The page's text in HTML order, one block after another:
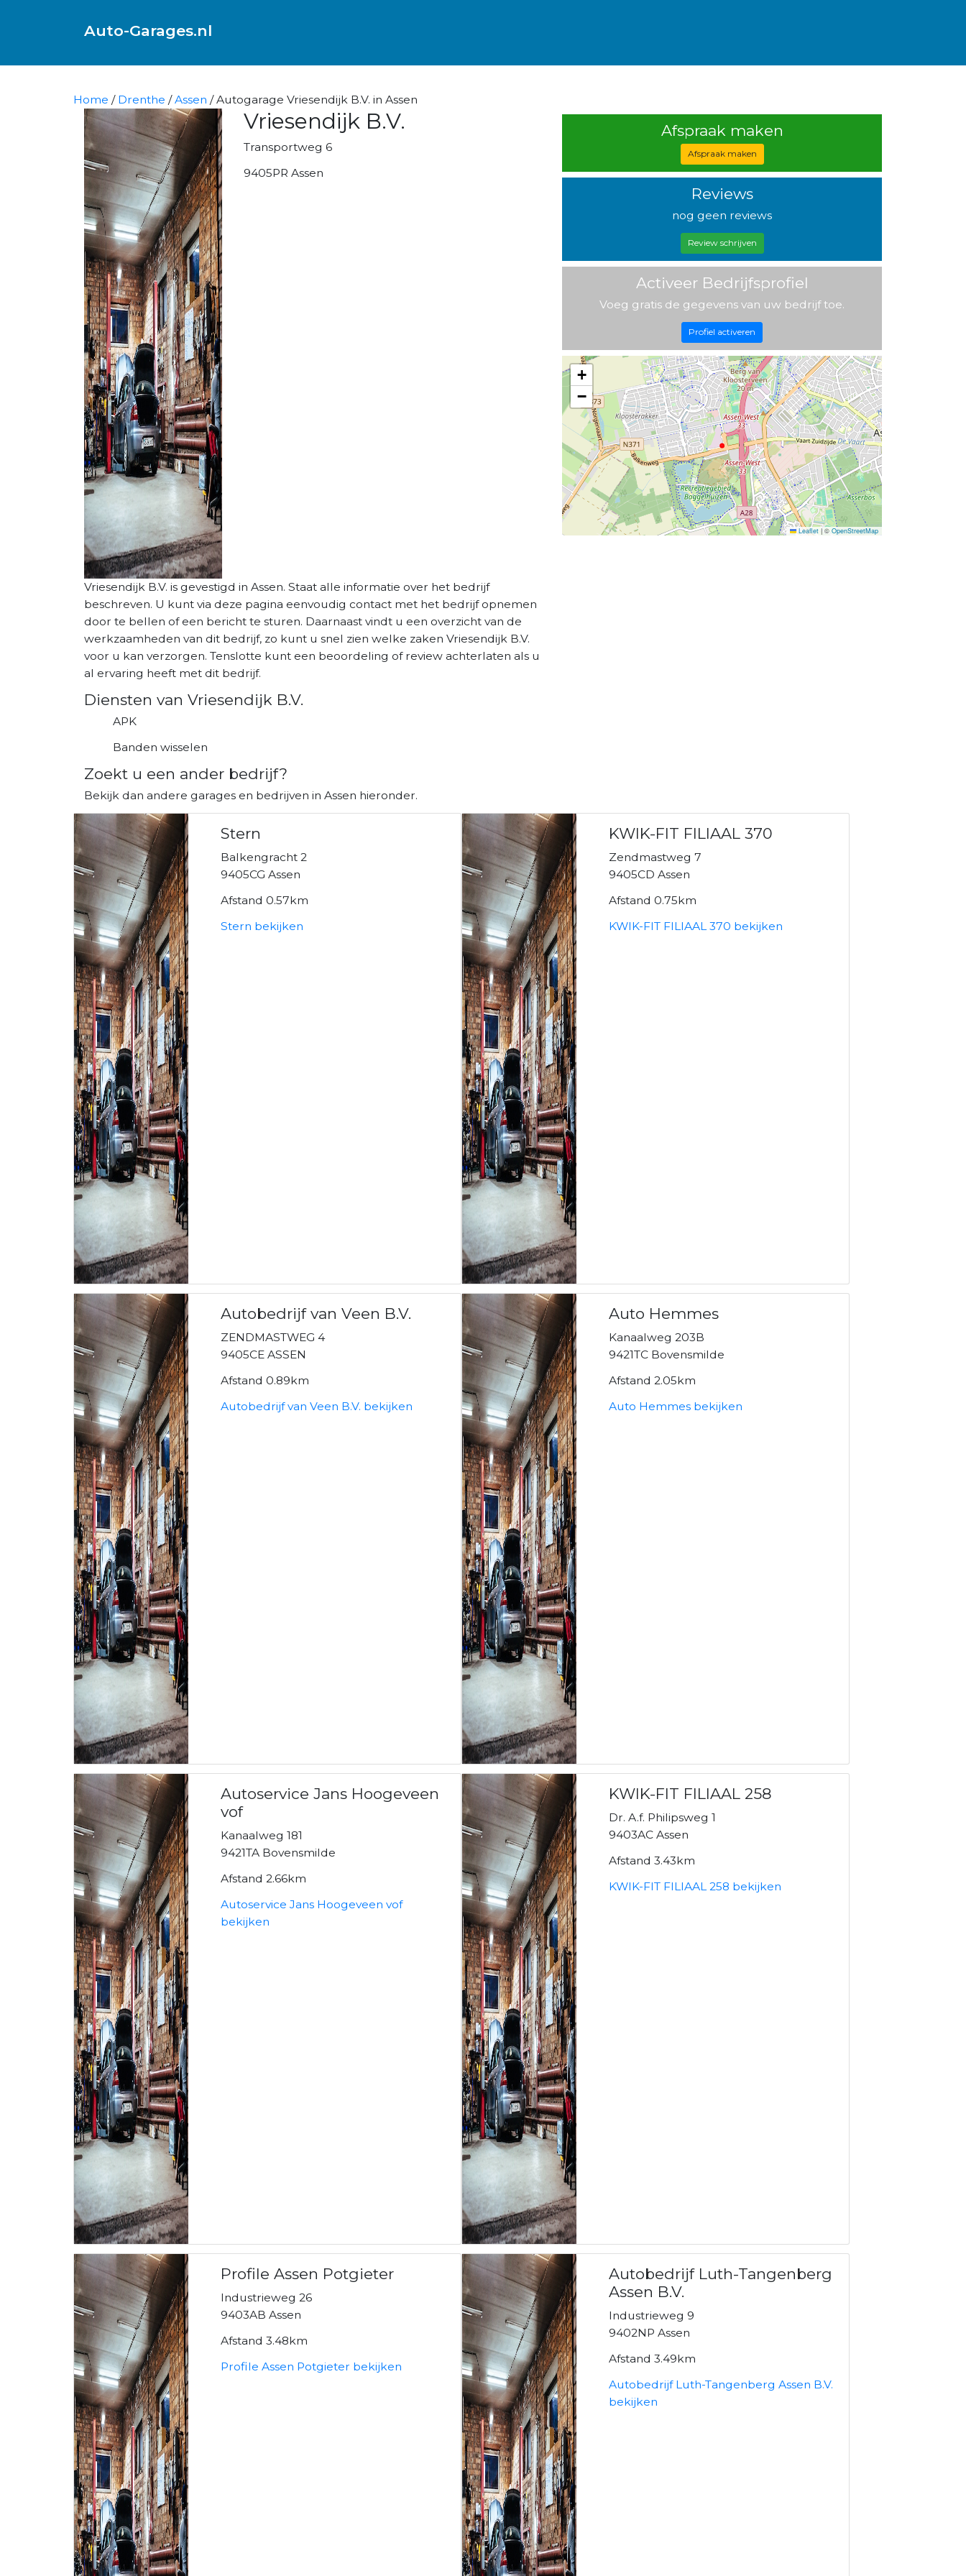
Auto-Garages.nl
Home / Drenthe /Assen / Autogarage Vriesendijk B.V. in Assen
Vriesendijk B.V.
Transportweg 6
9405PR Assen
Vriesendijk B.V. is gevestigd in Assen. Staat alle informatie over het bedrijf
beschreven. U kunt via deze pagina eenvoudig contact met het bedrijf opnemen
door te bellen of een bericht te sturen. Daarnaast vindt u een overzicht van de
werkzaamheden van dit bedrijf, zo kunt u snel zien welke zaken Vriesendijk B.V.
voor u kan verzorgen. Tenslotte kunt een beoordeling of review achterlaten als u
al ervaring heeft met dit bedrijf.
Diensten van Vriesendijk B.V.
APK
Banden wisselen
Afspraak maken
Afspraak maken
Reviews
nog geen reviews
Review schrijven
Activeer Bedrijfsprofiel
Voeg gratis de gegevens van uw bedrijf toe.
Profiel activeren
+
−
Leaflet |© OpenStreetMap
Zoekt u een ander bedrijf?
Bekijk dan andere garages en bedrijven in Assen hieronder.
Stern
Balkengracht 2
9405CG Assen
Afstand 0.57km
Stern bekijken
KWIK-FIT FILIAAL 370
Zendmastweg 7
9405CD Assen
Afstand 0.75km
KWIK-FIT FILIAAL 370 bekijken
Autobedrijf van Veen B.V.
ZENDMASTWEG 4
9405CE ASSEN
Afstand 0.89km
Autobedrijf van Veen B.V. bekijken
Auto Hemmes
Kanaalweg 203B
9421TC Bovensmilde
Afstand 2.05km
Auto Hemmes bekijken
Autoservice Jans Hoogeveen
vof
Kanaalweg 181
9421TA Bovensmilde
Afstand 2.66km
Autoservice Jans Hoogeveen vof
bekijken
KWIK-FIT FILIAAL 258
Dr. A.f. Philipsweg 1
9403AC Assen
Afstand 3.43km
KWIK-FIT FILIAAL 258 bekijken
Profile Assen Potgieter
Industrieweg 26
9403AB Assen
Afstand 3.48km
Profile Assen Potgieter bekijken
Autobedrijf Luth-Tangenberg
Assen B.V.
Industrieweg 9
9402NP Assen
Afstand 3.49km
Autobedrijf Luth-Tangenberg Assen B.V.
bekijken